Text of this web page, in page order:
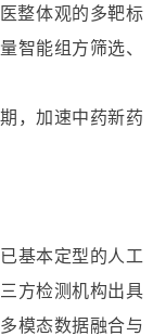
整体观的多靶标
智能组方筛选、
，加速中药新药
基本定型的人工
方检测机构出具
模态数据融合与